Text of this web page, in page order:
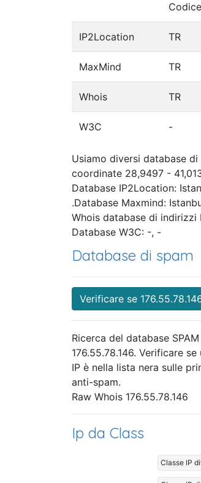
IP2Location TR
MaxMind TR
Whois TR
W3C -
Usiamo diversi database
coordinate 28,9497 -
Database IP2Location:
.Database Maxmind:
Whois database di indirizzi
Database W3C: -, -
Database di spam
Verificare se
Ricerca del database
176.55.78.146. Verificare
IP è nella lista nera sulle
anti-spam.
Raw Whois 176.55.78.146
Ip da Class
Classe IP